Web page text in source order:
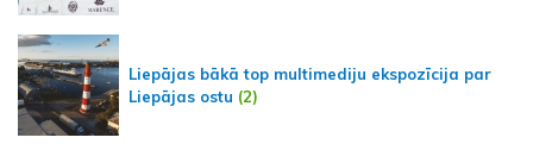
Liepājas bākā top multimediju ekspozīcija par
Liepājas ostu (2)